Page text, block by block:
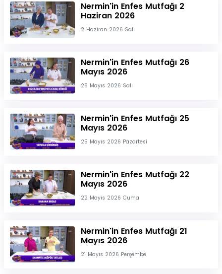
Nermin'in Enfes Mutfağı 2
Haziran 2026
2 Haziran 2026 Salı
Nermin'in Enfes Mutfağı 26
Mayıs 2026
26 Mayıs 2026 Salı
Nermin'in Enfes Mutfağı 25
Mayıs 2026
25 Mayıs 2026 Pazartesi
Nermin'in Enfes Mutfağı 22
Mayıs 2026
22 Mayıs 2026 Cuma
Nermin'in Enfes Mutfağı 21
Mayıs 2026
21 Mayıs 2026 Perşembe